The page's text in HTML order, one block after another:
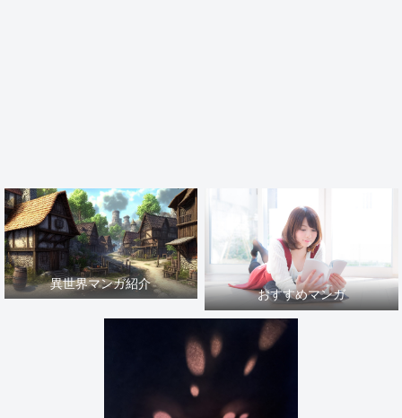
異世界マンガ紹介
おすすめマンガ